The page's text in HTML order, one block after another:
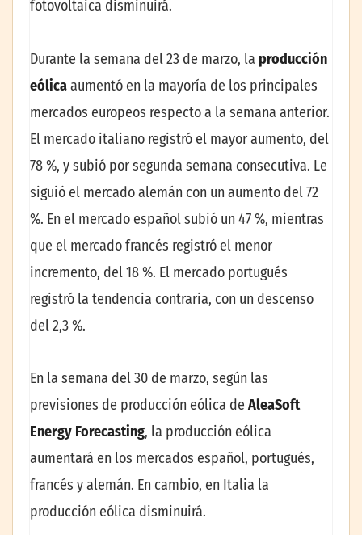
fotovoltaica disminuirá.
Durante la semana del 23 de marzo, la producción
eólicaaumentó en la mayoría de los principales
mercados europeos respecto a la semana anterior.
El mercado italiano registró el mayor aumento, del
78 %, y subió por segunda semana consecutiva. Le
siguió el mercado alemán con un aumento del 72
%. En el mercado español subió un 47 %, mientras
que el mercado francés registró el menor
incremento, del 18 %. El mercado portugués
registró la tendencia contraria, con un descenso
del 2,3 %.
En la semana del 30 de marzo, según las
previsiones de producción eólica de AleaSoft
Energy Forecasting, la producción eólica
aumentará en los mercados español, portugués,
francés y alemán. En cambio, en Italia la
producción eólica disminuirá.